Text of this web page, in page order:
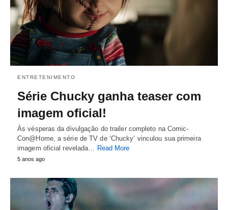
ENTRETENIMENTO
Série Chucky ganha teaser com
imagem oficial!
Às vésperas da divulgação do trailer completo na Comic-
Con@Home, a série de TV de ‘Chucky‘ vinculou sua primeira
imagem oficial revelada… Read More
5 anos ago